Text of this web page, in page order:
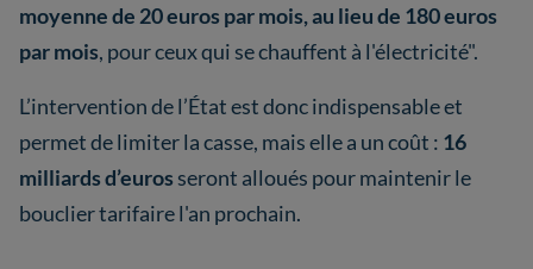
moyenne de 20 euros par mois, au lieu de 180 euros
par mois, pour ceux qui se chauffent à l'électricité".
L’intervention de l’État est donc indispensable et
permet de limiter la casse, mais elle a un coût : 16
milliards d’euros seront alloués pour maintenir le
bouclier tarifaire l'an prochain.